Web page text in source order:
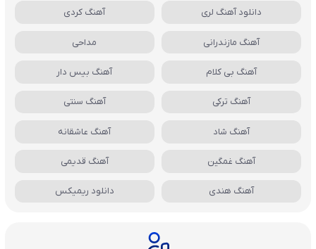
دانلود آهنگ لری آهنگ کردی
آهنگ مازندرانی مداحی
آهنگ بی کلام آهنگ بیس دار
آهنگ ترکی آهنگ سنتی
آهنگ شاد آهنگ عاشقانه
آهنگ غمگین آهنگ قدیمی
آهنگ هندی دانلود ریمیکس